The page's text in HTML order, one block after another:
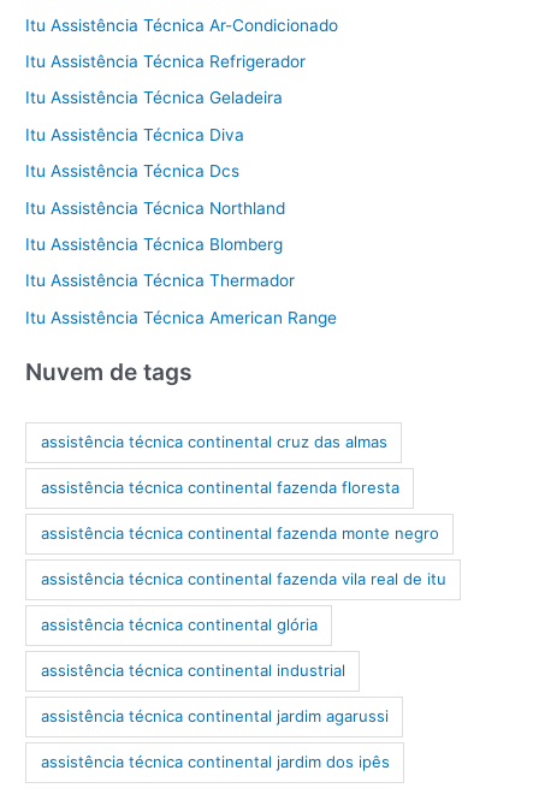
Itu Assistência Técnica Ar-Condicionado
Itu Assistência Técnica Refrigerador
Itu Assistência Técnica Geladeira
Itu Assistência Técnica Diva
Itu Assistência Técnica Dcs
Itu Assistência Técnica Northland
Itu Assistência Técnica Blomberg
Itu Assistência Técnica Thermador
Itu Assistência Técnica American Range
Nuvem de tags
assistência técnica continental cruz das almas
assistência técnica continental fazenda floresta
assistência técnica continental fazenda monte negro
assistência técnica continental fazenda vila real de itu
assistência técnica continental glória
assistência técnica continental industrial
assistência técnica continental jardim agarussi
assistência técnica continental jardim dos ipês